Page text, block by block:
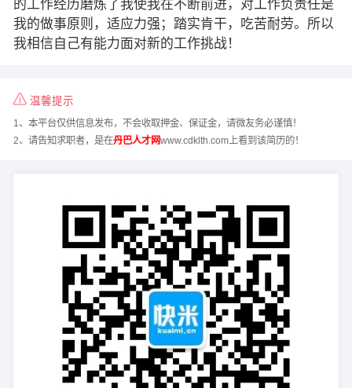
的工作经历磨炼了我使我在不断前进，对工作负责任是
我的做事原则，适应力强；踏实肯干，吃苦耐劳。所以
我相信自己有能力面对新的工作挑战！
温馨提示
1、本平台仅供信息发布，不会收取押金、保证金，请微友务必谨慎！
2、请告知求职者，是在丹巴人才网www.cdklth.com上看到该简历的！